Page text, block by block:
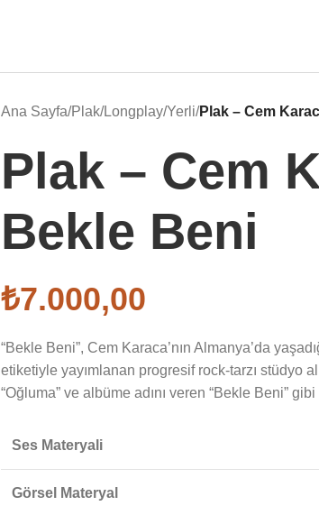
Ana Sayfa/Plak/Longplay/Yerli/Plak – Cem
Plak – Cem
Bekle Beni
₺7.000,00
“Bekle Beni”, Cem Karaca’nın Almanya’da
etiketiyle yayımlanan progresif rock-tarzı stüdyo
“Oğluma” ve albüme adını veren “Bekle Beni”
Ses Materyali
Görsel Materyal